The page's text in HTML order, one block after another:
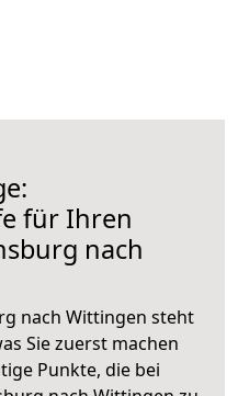
für Ihren
nach
nach Wittingen steht
Sie zuerst machen
Punkte, die bei